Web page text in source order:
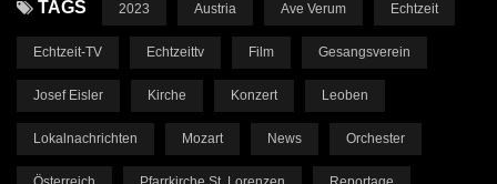
TAGS 2023 Austria Ave Verum Echtzeit
Echtzeit-TV Echtzeittv Film Gesangsverein
Josef Eisler Kirche Konzert Leoben
Lokalnachrichten Mozart News Orchester